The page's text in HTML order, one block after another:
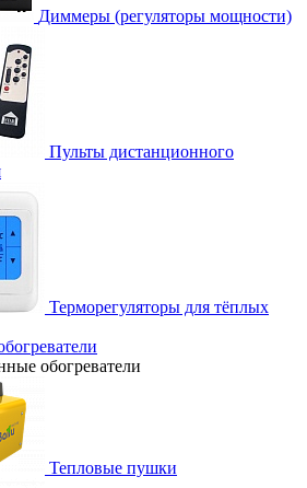
Диммеры (регуляторы мощности)
Пульты дистанционного
Терморегуляторы для тёплых
обогреватели
Тепловые пушки